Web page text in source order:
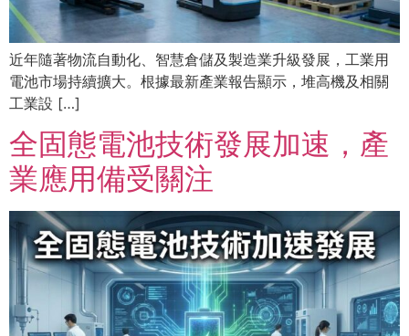
近年隨著物流自動化、智慧倉儲及製造業升級發展，工業用
電池市場持續擴大。根據最新產業報告顯示，堆高機及相關
工業設 […]
全固態電池技術發展加速，產
業應用備受關注